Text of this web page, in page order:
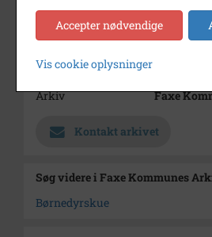
Se på kort
Type
Sogn
Enhed
Arkiv
Faxe
Kontakt arkivet
Søg videre i Faxe Kommunes
Børnedyrskue
Accepter nødvendige
Vis cookie oplysninger